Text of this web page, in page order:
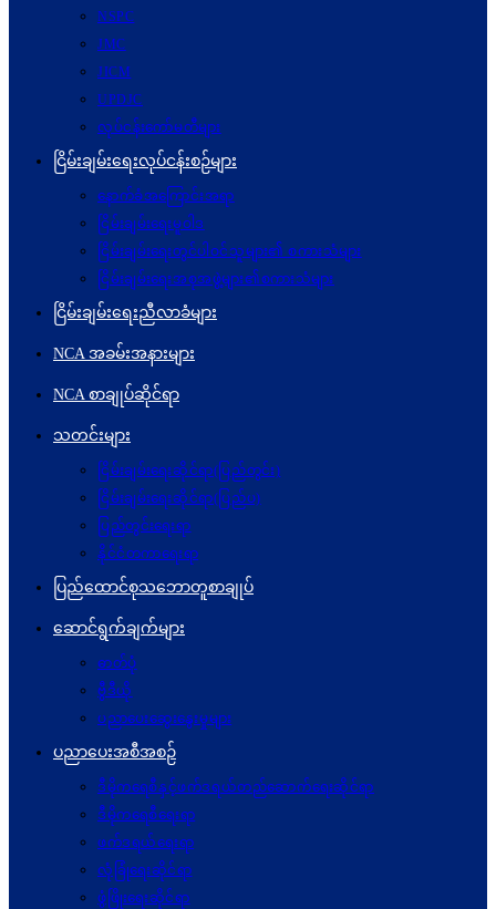
NSPC
JMC
JICM
UPDJC
လုပ်ငန်းကော်မတီများ
ငြိမ်းချမ်းရေးလုပ်ငန်းစဉ်များ
နောက်ခံအကြောင်းအရာ
ငြိမ်းချမ်းရေးမူဝါဒ
ငြိမ်းချမ်းရေးတွင်ပါဝင်သူများ၏ စကားသံများ
ငြိမ်းချမ်းရေးအစုအဖွဲ့များ၏စကားသံများ
ငြိမ်းချမ်းရေးညီလာခံများ
NCA အခမ်းအနားများ
NCA စာချုပ်ဆိုင်ရာ
သတင်းများ
ငြိမ်းချမ်းရေးဆိုင်ရာ(ပြည်တွင်း)
ငြိမ်းချမ်းရေးဆိုင်ရာ(ပြည်ပ)
ပြည်တွင်းရေးရာ
နိုင်ငံတကာရေးရာ
ပြည်ထောင်စုသဘောတူစာချုပ်
ဆောင်ရွက်ချက်များ
ဓာတ်ပုံ
ဗွီဒီယို
ပညာပေးဆွေးနွေးမှုများ
ပညာပေးအစီအစဉ်
ဒီမိုကရေစီနှင့်ဖက်ဒရယ်တည်ဆောက်ရေးဆိုင်ရာ
ဒီမိုကရေစီရေးရာ
ဖက်ဒရယ်ရေးရာ
လုံခြုံရေးဆိုင်ရာ
ဖွံဖြိုးရေးဆိုင်ရာ